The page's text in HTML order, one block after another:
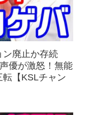
ン廃止か存続
優が激怒！無能
【KSLチャン